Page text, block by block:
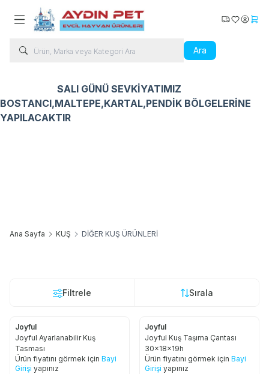
Ara
Kargo Takip
Favorilerim
SALI GÜNÜ SEVKİYATIMIZ
BOSTANCI,MALTEPE,KARTAL,PENDİK BÖLGELERİNE
YAPILACAKTIR
Ana Sayfa KUŞ DİĞER KUŞ ÜRÜNLERİ
Filtrele Sırala
Joyful
Joyful Ayarlanabilir Kuş
Tasması
Ürün fiyatını görmek için Bayi
Girişi yapınız
Joyful
Joyful Kuş Taşıma Çantası
30x18x19h
Ürün fiyatını görmek için Bayi
Girişi yapınız